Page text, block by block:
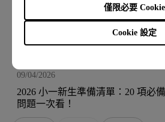
Cookie 設定
僅限必要 Cookie
09/04/2026
2026 小一新生準備清單：20 項必
問題一次看！